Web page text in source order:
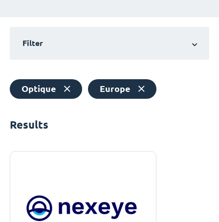
Filter
Optique Europe
Results